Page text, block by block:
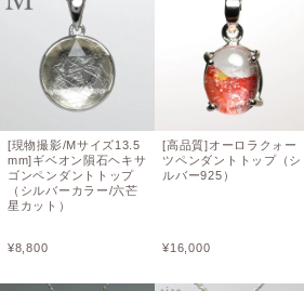
[現物撮影/Mサイズ13.5
mm]ギベオン隕石ヘキサ
ゴンペンダントトップ
（シルバーカラー/六芒
星カット）
¥8,800
[高品質]オーロラクォー
ツペンダントトップ（シ
ルバー925）
¥16,000